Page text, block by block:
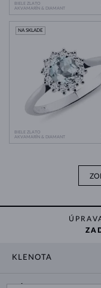
BIELE ZLATO
AKVAMARÍN & DIAMANT
BIELE ZLATO
AKVAMARÍN & DIAMANT
NA SKLADE
KLENOTA